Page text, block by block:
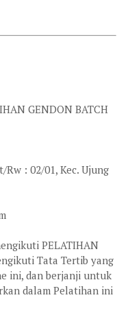
GENDON BATCH
Rw : 02/01, Kec. Ujung
PELATIHAN
Tata Tertib yang
ini, dan berjanji untuk
dalam Pelatihan ini